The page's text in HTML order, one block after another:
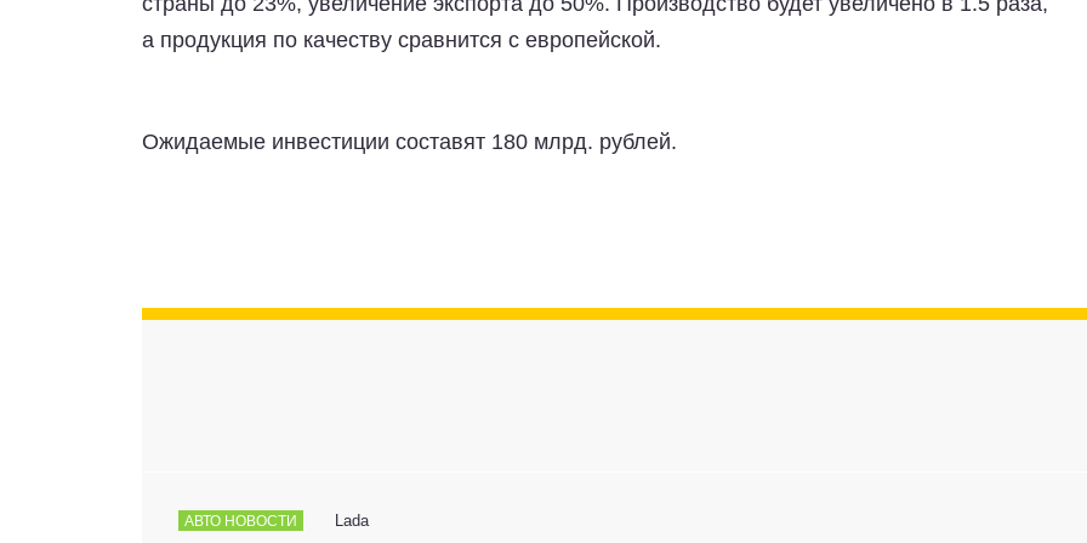
а продукция по качеству сравнится с европейской.
Ожидаемые инвестиции составят 180 млрд. рублей.
АВТО НОВОСТИ Lada